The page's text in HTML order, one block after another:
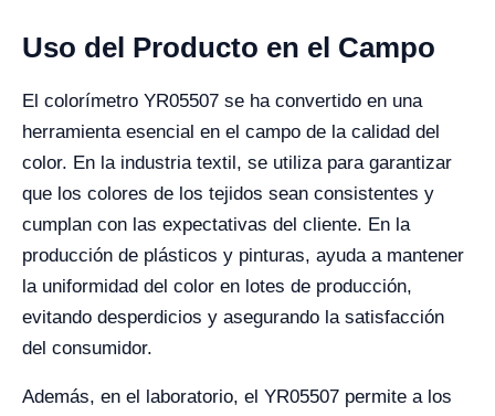
Uso del Producto en el Campo
El colorímetro YR05507 se ha convertido en una
herramienta esencial en el campo de la calidad del
color. En la industria textil, se utiliza para garantizar
que los colores de los tejidos sean consistentes y
cumplan con las expectativas del cliente. En la
producción de plásticos y pinturas, ayuda a mantener
la uniformidad del color en lotes de producción,
evitando desperdicios y asegurando la satisfacción
del consumidor.
Además, en el laboratorio, el YR05507 permite a los